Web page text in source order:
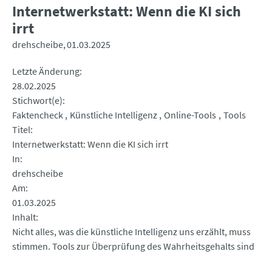
Internetwerkstatt: Wenn die KI sich
irrt
drehscheibe 01.03.2025
Letzte Änderung
28.02.2025
Stichwort(e)
Faktencheck Künstliche Intelligenz Online-Tools
Tools
Titel
Internetwerkstatt: Wenn die KI sich irrt
In
drehscheibe
Am
01.03.2025
Inhalt
Nicht alles, was die künstliche Intelligenz uns erzählt, muss
stimmen. Tools zur Überprüfung des Wahrheitsgehalts sind